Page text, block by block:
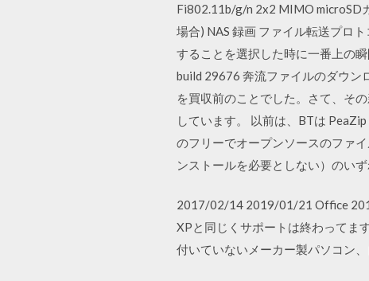
Fi802.11b/g/n 2x2 MIMO microSD
場合) NAS 録画 ファイル転送プロ
することを選択した時に一番上の
build 29676 奔流ファイルのダウン
を買収前のことでした。さて、そ
しています。 以前は、BTは
のフリーでオープンソースのファ
ンストールを必要としない）のい
2017/02/14 2019/01/21 Office
XPと同じくサポートは終わってま
付いていないメーカー製パソコン